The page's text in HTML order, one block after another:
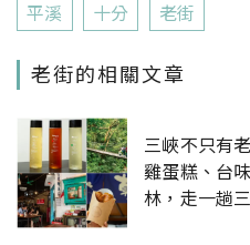
平溪 十分 老街
老街的相關文章
三峽不只有
雞蛋糕、台
林，走一趟